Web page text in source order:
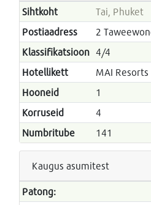
Sihtkoht
Tai, Phuket
Postiaadress
2
Klassifikatsioon 4/4
Hotellikett
MAI Resorts
Hooneid
1
Korruseid
4
Numbritube
141
Kaugus asumitest
Patong: